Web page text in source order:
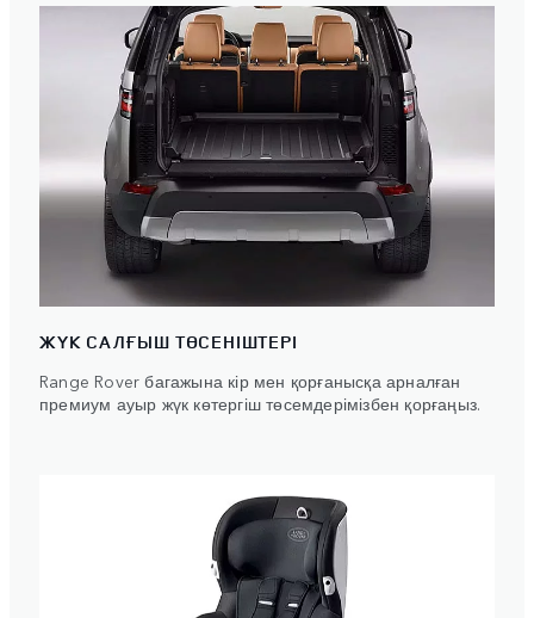
ЖҮК САЛҒЫШ ТӨСЕНІШТЕРІ
Range Rover багажына кір мен қорғанысқа арналған
премиум ауыр жүк көтергіш төсемдерімізбен қорғаңыз.